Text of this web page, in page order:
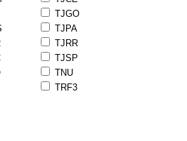
TJGO
TJPA
TJRR
TJSP
TNU
TRF3